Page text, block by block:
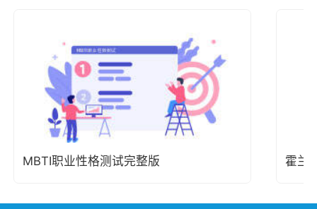
MBTI职业性格测试完整版 霍兰